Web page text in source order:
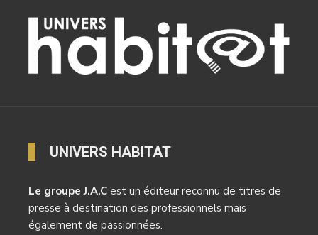
UNIVERS HABITAT
Le groupe J.A.C est un éditeur reconnu de titres de
presse à destination des professionnels mais
également de passionnées.